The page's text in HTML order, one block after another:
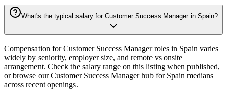
What's the typical salary for Customer Success Manager in Spain?
Compensation for Customer Success Manager roles in Spain varies
widely by seniority, employer size, and remote vs onsite
arrangement. Check the salary range on this listing when published,
or browse our Customer Success Manager hub for Spain medians
across recent openings.